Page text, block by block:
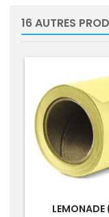
16 AUTRES